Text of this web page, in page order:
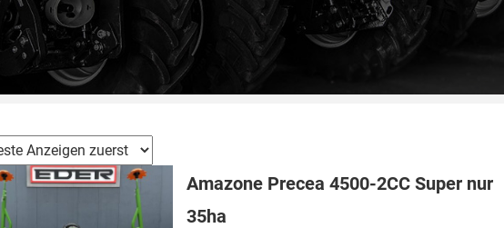
Amazone Precea 4500-2CC Super nur
35ha